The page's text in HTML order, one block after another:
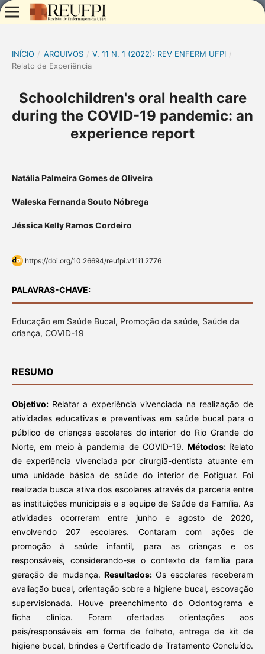
INÍCIO / ARQUIVOS / V. 11 N. 1 (2022): REV ENFERM UFPI /
Relato de Experiência
Schoolchildren's oral health care
during the COVID-19 pandemic: an
experience report
Natália Palmeira Gomes de Oliveira
Waleska Fernanda Souto Nóbrega
Jéssica Kelly Ramos Cordeiro
https://doi.org/10.26694/reufpi.v11i1.2776
PALAVRAS-CHAVE:
Educação em Saúde Bucal, Promoção da saúde, Saúde da
criança, COVID-19
RESUMO
Objetivo: Relatar a experiência vivenciada na realização de
atividades educativas e preventivas em saúde bucal para o
público de crianças escolares do interior do Rio Grande do
Norte, em meio à pandemia de COVID-19. Métodos: Relato
de experiência vivenciada por cirurgiã-dentista atuante em
uma unidade básica de saúde do interior de Potiguar. Foi
realizada busca ativa dos escolares através da parceria entre
as instituições municipais e a equipe de Saúde da Família. As
atividades ocorreram entre junho e agosto de 2020,
envolvendo 207 escolares. Contaram com ações de
promoção à saúde infantil, para as crianças e os
responsáveis, considerando-se o contexto da família para
geração de mudança. Resultados:Os escolares receberam
avaliação bucal, orientação sobre a higiene bucal, escovação
supervisionada. Houve preenchimento do Odontograma e
ficha clínica. Foram ofertadas orientações aos
pais/responsáveis em forma de folheto, entrega de kit de
higiene bucal, brindes e Certificado de Tratamento Concluído.